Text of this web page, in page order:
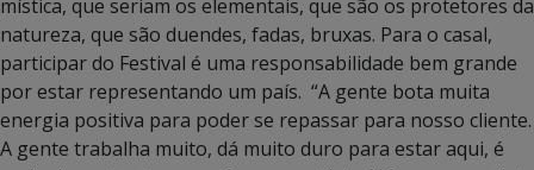
mística, que seriam os elementais, que são os protetores da
natureza, que são duendes, fadas, bruxas. Para o casal,
participar do Festival é uma responsabilidade bem grande
por estar representando um país. “A gente bota muita
energia positiva para poder se repassar para nosso cliente.
A gente trabalha muito, dá muito duro para estar aqui, é